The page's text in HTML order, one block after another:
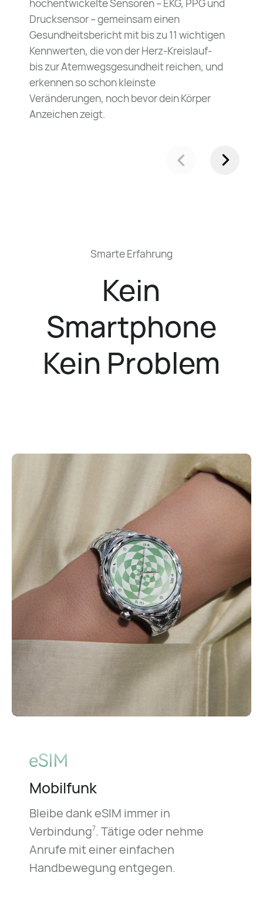
hochentwickelte Sensoren – EKG, PPG und
Drucksensor – gemeinsam einen
Gesundheitsbericht mit bis zu 11 wichtigen
Kennwerten, die von der Herz-Kreislauf-
bis zur Atemwegsgesundheit reichen, und
erkennen so schon kleinste
Veränderungen, noch bevor dein Körper
Anzeichen zeigt.
Smarte Erfahrung
Kein
Smartphone
Kein Problem
Mobilfunk
Bleibe dank eSIM immer in
Verbindung7. Tätige oder nehme
Anrufe mit einer einfachen
Handbewegung entgegen.